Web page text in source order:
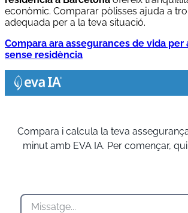
econòmic. Comparar pòlisses ajuda a
adequada per a la teva situació.
Compara ara assegurances de vida per
sense residència
Compara i calcula la teva
minut amb EVA IA. Per començar,